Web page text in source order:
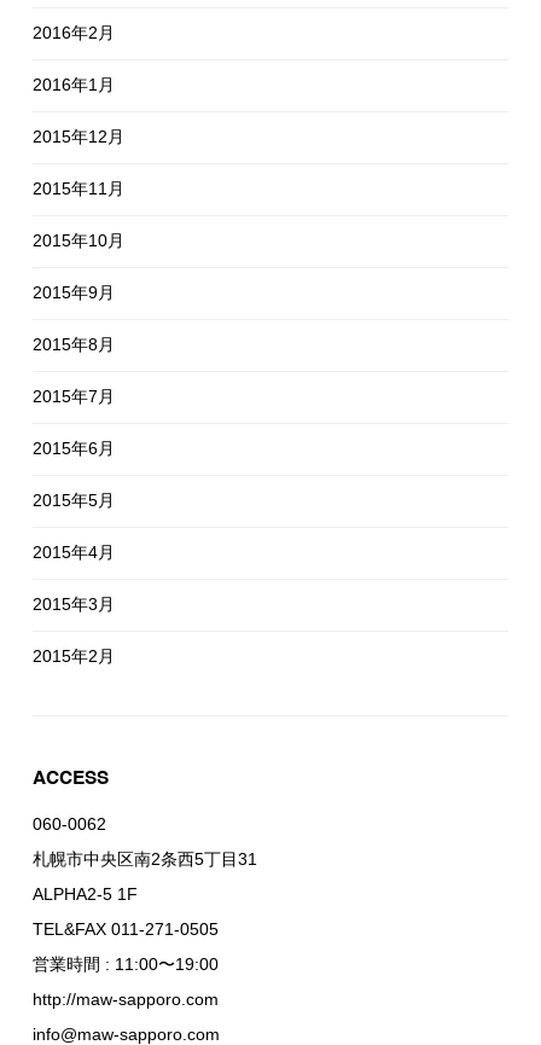
2016年2月
2016年1月
2015年12月
2015年11月
2015年10月
2015年9月
2015年8月
2015年7月
2015年6月
2015年5月
2015年4月
2015年3月
2015年2月
ACCESS
060-0062
札幌市中央区南2条西5丁目31
ALPHA2-5 1F
TEL&FAX 011-271-0505
営業時間 : 11:00〜19:00
http://maw-sapporo.com
info@maw-sapporo.com